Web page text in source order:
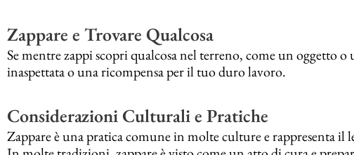
Zappare e Trovare Qualcosa
Se mentre zappi scopri qualcosa nel terreno, come un oggetto
inaspettata o una ricompensa per il tuo duro lavoro.
Considerazioni Culturali e Pratiche
Zappare è una pratica comune in molte culture e rappresenta il